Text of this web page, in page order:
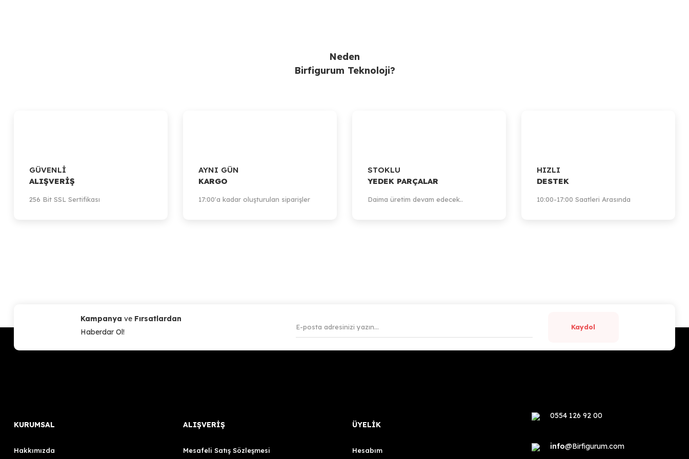
Neden
Birfigurum Teknoloji?
GÜVENLİ
ALIŞVERİŞ
256 Bit SSL Sertifikası
AYNI GÜN
KARGO
17:00'a kadar oluşturulan siparişler
STOKLU
YEDEK PARÇALAR
Daima üretim devam edecek..
HIZLI
DESTEK
10:00-17:00 Saatleri Arasında
Kampanya ve Fırsatlardan
Haberdar Ol!
Kaydol
KURUMSAL
Hakkımızda
ALIŞVERİŞ
Mesafeli Satış Sözleşmesi
ÜYELİK
Hesabım
0554 126 92 00
info@Birfigurum.com